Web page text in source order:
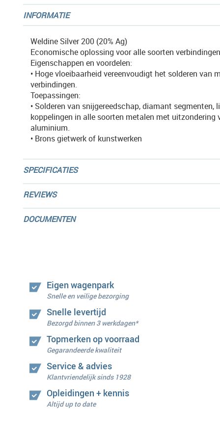
afbeeldingen-
gallerij
INFORMATIE
Weldine Silver 200 (20% Ag)
Economische oplossing voor alle soorten
Eigenschappen en voordelen:
• Hoge vloeibaarheid vereenvoudigt het solderen van
verbindingen.
Toepassingen:
• Solderen van snijgereedschap, diamant segmenten,
koppelingen in alle soorten metalen met uitzondering
aluminium.
• Brons gietwerk of kunstwerken
SPECIFICATIES
REVIEWS
DOCUMENTEN
Eigen wagenpark
Snelle en veilige bezorging
Snelle levertijd
Bezorgd binnen 3 werkdagen*
Topmerken op voorraad
Gegarandeerde kwaliteit
Service & advies
Klantvriendelijk sinds 1928
Opleidingen + kennis
Altijd up to date